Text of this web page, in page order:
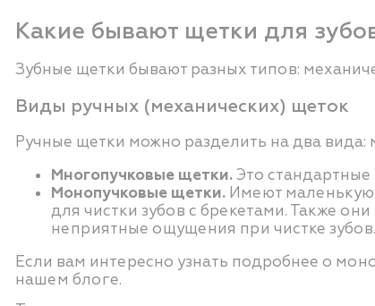
Какие бывают щетки для
Зубные щетки бывают разных типов:
Виды ручных (механических) щеток
Ручные щетки можно разделить на два
Многопучковые щетки.Это
Монопучковые щетки. Имеют маленькую
для чистки зубов с брекетами. Также
неприятные ощущения при чистке зубов.
Если вам интересно узнать подробнее о
нашем блоге.